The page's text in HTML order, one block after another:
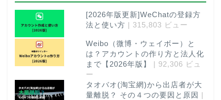
[2026年版更新]WeChatの登録方
法と使い方 | 315,803 ビュー
Weibo（微博・ウェイボー）と
は？アカウントの作り方と法人化
まで【2026年版】 | 92,306 ビュ
ー
タオバオ(淘宝網)から出店者が大
量離脱？ その４つの要因と原因 |